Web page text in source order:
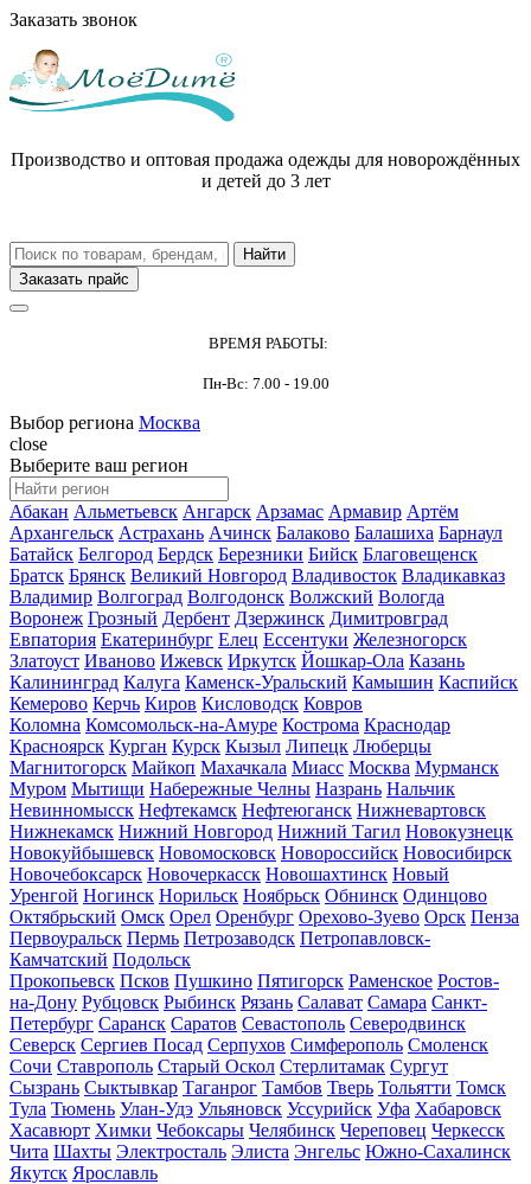
Заказать звонок
Производство и оптовая продажа одежды для новорождённых
и детей до 3 лет
Заказать прайс
ВРЕМЯ РАБОТЫ:
Пн-Вс: 7.00 - 19.00
Выбор региона Москва
close
Выберите ваш регион
Абакан Альметьевск Ангарск Арзамас Армавир Артём
Архангельск Астрахань Ачинск Балаково Балашиха Барнаул
Батайск Белгород Бердск Березники Бийск Благовещенск
Братск Брянск Великий Новгород Владивосток Владикавказ
Владимир Волгоград Волгодонск Волжский Вологда
Воронеж Грозный Дербент Дзержинск Димитровград
Евпатория Екатеринбург Елец Ессентуки Железногорск
Златоуст Иваново Ижевск Иркутск Йошкар-Ола Казань
Калининград Калуга Каменск-Уральский Камышин Каспийск
Кемерово Керчь Киров Кисловодск Ковров
Коломна Комсомольск-на-Амуре Кострома Краснодар
Красноярск Курган Курск Кызыл Липецк Люберцы
Магнитогорск Майкоп Махачкала Миасс Москва Мурманск
Муром Мытищи Набережные Челны Назрань Нальчик
Невинномысск Нефтекамск Нефтеюганск Нижневартовск
Нижнекамск Нижний Новгород Нижний Тагил Новокузнецк
Новокуйбышевск Новомосковск Новороссийск Новосибирск
Новочебоксарск Новочеркасск Новошахтинск Новый
Уренгой Ногинск Норильск Ноябрьск Обнинск Одинцово
Октябрьский Омск Орел Оренбург Орехово-Зуево Орск Пенза
Первоуральск Пермь Петрозаводск Петропавловск-
Камчатский Подольск
Прокопьевск Псков Пушкино Пятигорск Раменское Ростов-
на-Дону Рубцовск Рыбинск Рязань Салават Самара Санкт-
Петербург Саранск Саратов Севастополь Северодвинск
Северск Сергиев Посад Серпухов Симферополь Смоленск
Сочи Ставрополь Старый Оскол Стерлитамак Сургут
Сызрань Сыктывкар Таганрог Тамбов Тверь Тольятти Томск
Тула Тюмень Улан-Удэ Ульяновск Уссурийск Уфа Хабаровск
Хасавюрт Химки Чебоксары Челябинск Череповец Черкесск
Чита Шахты Электросталь Элиста Энгельс Южно-Сахалинск
Якутск Ярославль